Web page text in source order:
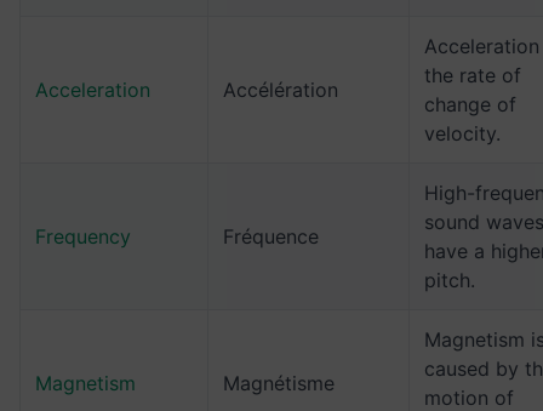
Acceleration Accélération
the rate of
change of
velocity.
Frequency Fréquence
High-
sound waves
have a
pitch.
Magnetism Magnétisme
Magnetism
caused by
motion of